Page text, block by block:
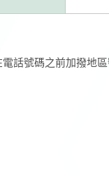
話號碼之前加撥地